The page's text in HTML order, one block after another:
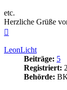
etc.
Herzliche Grüße
LeonLicht
Beiträge: 5
Registriert:
Behörde: